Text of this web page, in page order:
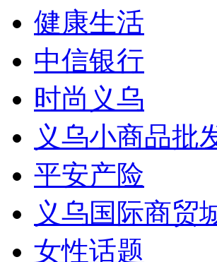
健康生活
中信银行
时尚义乌
义乌小商品批
平安产险
义乌国际商贸
女性话题